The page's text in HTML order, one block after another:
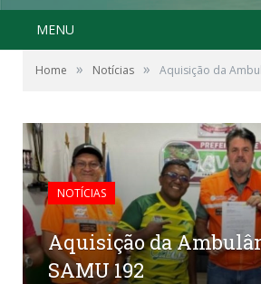
MENU
Home » Notícias » Aquisição da
NOTÍCIAS
Aquisição da
SAMU 192